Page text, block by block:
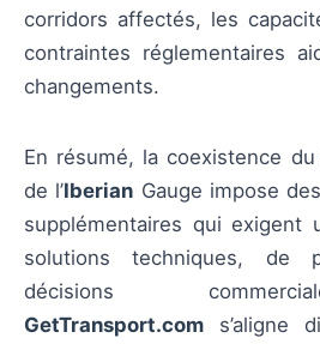
corridors affectés, les
contraintes réglementaires
changements.
En résumé, la coexistence du
de l’Iberian Gauge impose
supplémentaires qui exigent
solutions techniques, de
décisions
GetTransport.com s’aligne